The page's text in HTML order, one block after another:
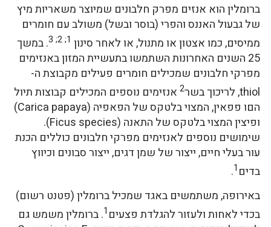
ברומלין הוא אנזים מפרק חלבונים שמיוצר משאריות מיץ
של גבעול האננס והפרי (בוסר ובשל) משולב עם חומרים
ממיסים, כמו אצטון או מתנול, או לאחר סינון 1; 2; 3
. במשך
25 השנים האחרונות השתמשו בתעשיית המזון באנזימים
מפרקי חלבונים שמכילים חומרים פעילים מקבוצת ה-
thiol, לריכוך בשר
2אנזימים נוספים המכילים קבוצות תיול
הםו פפאין, המצוי בלטקס של הפאפיה (Carica papaya)
ופיצין המצוי בלטקס של התאנה (Ficus species).
שימושים נוספים לאנזימים מפרקי חלבונים כוללים הכנת
עור בעלי חיים, ייצור של שמן דגים, ייצור סבונים וכיווץ
בדים 1
.
באירופה, משתמשים באגד שמכיל ברומלין (פטנט רשום)
בכדי לאחות ולעזור להגלדת פצעים 1. ברומלין משמש גם